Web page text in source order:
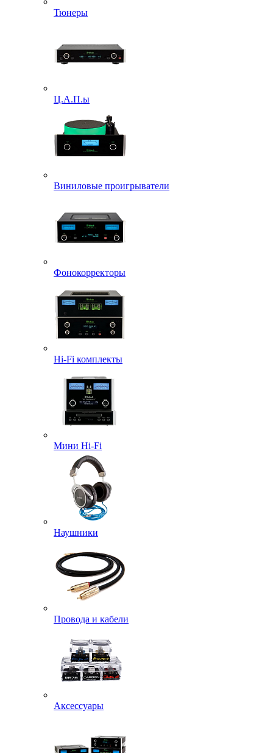
Тюнеры
Ц.А.П.ы
Виниловые проигрыватели
Фонокорректоры
Hi-Fi комплекты
Мини Hi-Fi
Наушники
Провода и кабели
Аксессуары